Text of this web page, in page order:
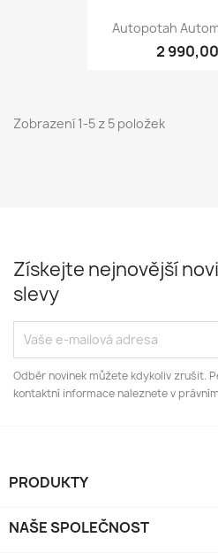
Autopotah
2
Zobrazení 1-5 z 5 položek
Získejte nejnovější
slevy
Odběr novinek můžete kdykoliv zrušit.
kontaktní informace naleznete v
PRODUKTY
NAŠE SPOLEČNOST